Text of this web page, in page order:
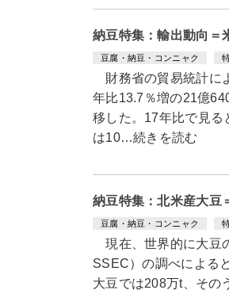
納豆特集：輸出動向
豆腐・納豆・コンニャク
財務省の貿易統計に
年比13.7％増の21億
移した。17年比で見
は10…続きを読む
納豆特集：北米産大
豆腐・納豆・コンニャク
現在、世界的に大豆
SSEC）の調べによる
大豆では208万t、その